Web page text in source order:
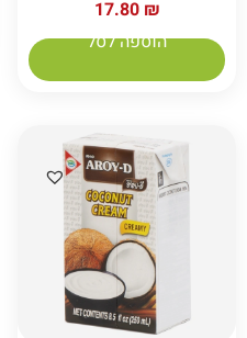
17.80 ₪
הוספה לסל